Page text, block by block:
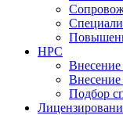
НРС
Подбор